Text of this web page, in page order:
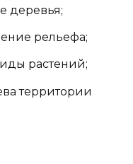
деревья;
рельефа;
растений;
территории